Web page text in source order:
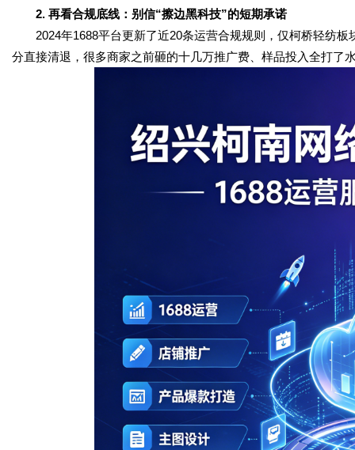
2. 再看合规底线：别信“擦边黑科技”的短期承诺
2024年1688平台更新了近20条运营合规规则，仅柯桥轻纺板
分直接清退，很多商家之前砸的十几万推广费、样品投入全打了